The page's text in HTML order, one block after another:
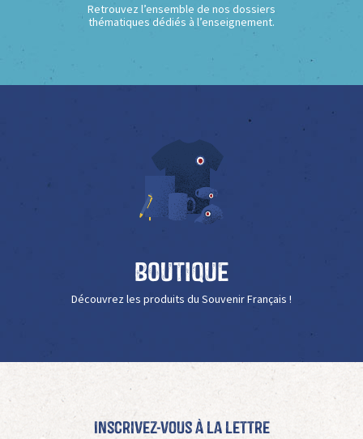
Retrouvez l’ensemble de nos dossiers
thématiques dédiés à l’enseignement.
Boutique
Découvrez les produits du Souvenir Français !
Inscrivez-vous à La Lettre